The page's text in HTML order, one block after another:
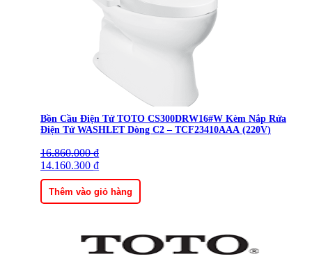
Bồn Cầu Điện Tử TOTO CS300DRW16#W Kèm Nắp Rửa
Điện Tử WASHLET Dòng C2 – TCF23410AAA (220V)
16.860.000₫
Giá
gốc
là:
16.860.000 ₫.
14.160.300 ₫
Giá
hiện
tại
là:
14.160.300 ₫.
Thêm vào giỏ hàng